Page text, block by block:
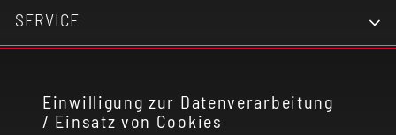
Einwilligung zur Datenverarbeitung
/ Einsatz von Cookies
SERVICE
RECHTLICHES